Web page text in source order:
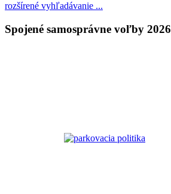
rozšírené vyhľadávanie ...
Spojené samosprávne voľby 2026